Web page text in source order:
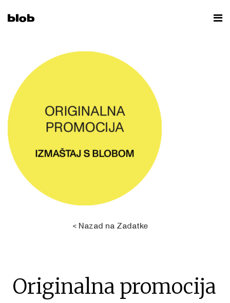
< Nazad na Zadatke
Originalna promocija